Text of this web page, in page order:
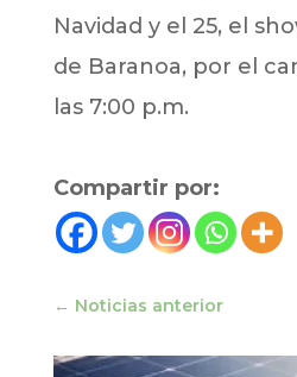
Navidad y el 25, el
de Baranoa, por el
las 7:00 p.m.
Compartir por:
← Noticias anterior